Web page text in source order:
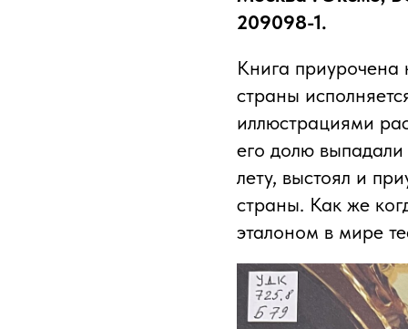
209098-1.
Книга приурочена
страны
иллюстрациями
его долю
лету, выстоял и
страны. Как же
эталоном в мире